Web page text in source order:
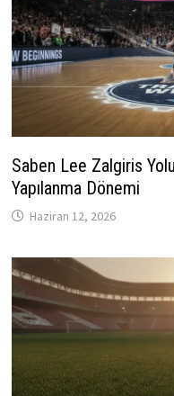
Saben Lee Zalgiris
Yapılanma Dönemi
Haziran 12, 2026